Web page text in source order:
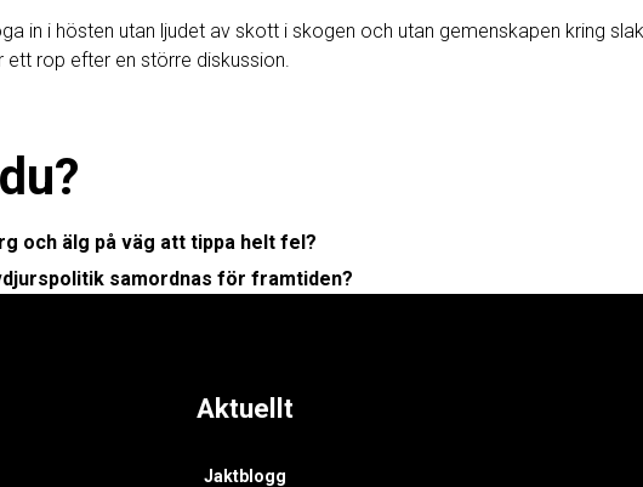
in i hösten utan ljudet av skott i skogen och utan gemenskapen kring
rop efter en större diskussion.
och älg på väg att tippa helt fel?
samordnas för framtiden?
Aktuellt
Jaktblogg